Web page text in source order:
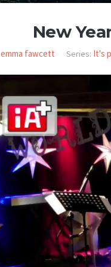
New
emma fawcett Series: It's